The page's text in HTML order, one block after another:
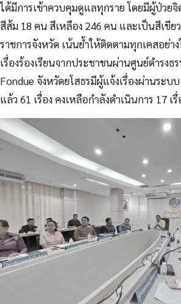
ได้มีการเข้าควบคุมดูแลทุกราย โดยมีผู้ป่วย
สีส้ม 18 คน สีเหลือง 246 คน และเป็นสีเขีย
ราชการจังหวัด เน้นย้ำให้ติดตามทุกเคสอย่า
เรื่องร้องเรียนจากประชาชนผ่านศูนย์ดำรง
Fondue จังหวัดยโสธรมีผู้แจ้งเรื่องผ่านระบ
แล้ว 61 เรื่อง คงเหลือกำลังดำเนินการ 17 เรื่